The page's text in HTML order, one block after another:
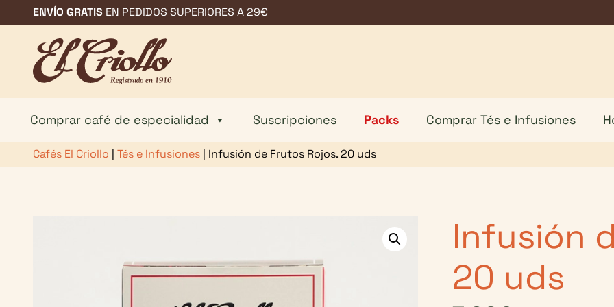
al
contenido
ENVÍO GRATIS EN PEDIDOS SUPERIORES A 29€
Comprar café de especialidad Suscripciones Packs Comprar Tés e Infusiones
Cafés El Criollo Tés e Infusiones Infusión de Frutos Rojos. 20 uds
Infusión
20 uds